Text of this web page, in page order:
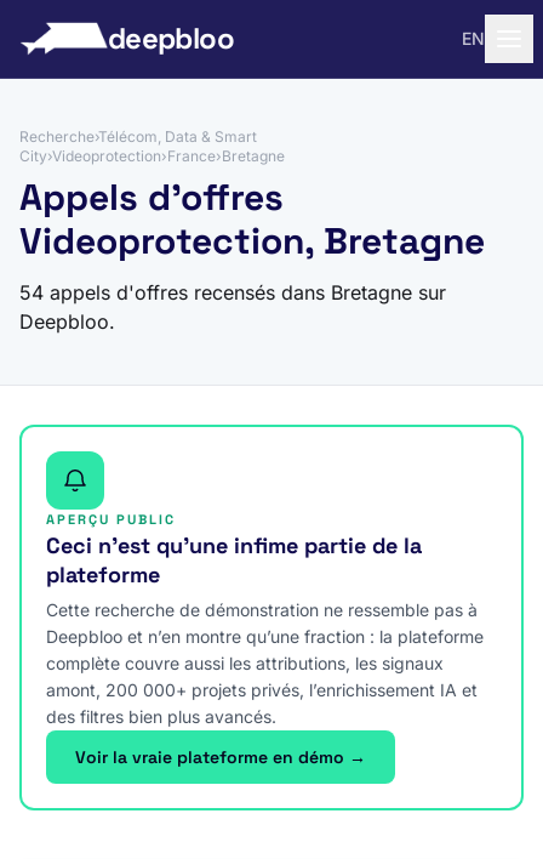
deepbloo EN
Recherche›Télécom, Data & Smart
City›Videoprotection›France›Bretagne
Appels d'offres
Videoprotection, Bretagne
54 appels d'offres recensés dans Bretagne sur
Deepbloo.
APERÇU PUBLIC
Ceci n’est qu’une infime partie de la
plateforme
Cette recherche de démonstration ne ressemble pas à
Deepbloo et n’en montre qu’une fraction : la plateforme
complète couvre aussi les attributions, les signaux
amont, 200 000+ projets privés, l’enrichissement IA et
des filtres bien plus avancés.
Voir la vraie plateforme en démo →